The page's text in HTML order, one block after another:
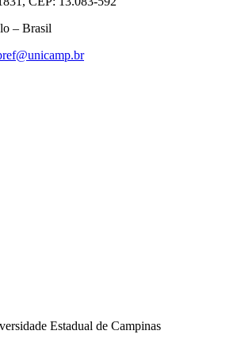
– Brasil
Estadual de Campinas